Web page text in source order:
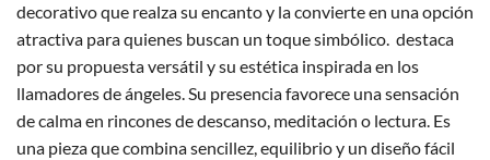
decorativo que realza su encanto y la convierte en una opción
atractiva para quienes buscan un toque simbólico. destaca
por su propuesta versátil y su estética inspirada en los
llamadores de ángeles. Su presencia favorece una sensación
de calma en rincones de descanso, meditación o lectura. Es
una pieza que combina sencillez, equilibrio y un diseño fácil